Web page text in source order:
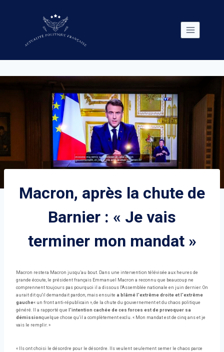
Macron, après la chute de
Barnier : « Je vais
terminer mon mandat »
Macron restera Macron jusqu’au bout. Dans une intervention télévisée aux heures de
grande écoute, le président français Emmanuel Macron a reconnu que beaucoup ne
comprennent toujours pas pourquoi il a dissous l'Assemblée nationale en juin dernier. On
aurait dit qu'il demandait pardon, mais ensuite a blâmé l'extrême droite et l'extrême
gauche« un front anti-républicain », de la chute du gouvernement et du chaos politique
généré. Il a rapporté que l'intention cachée de ces forces est de provoquer sa
démissionquelque chose qu’il a complètement exclu. « Mon mandat est de cinq ans et je
vais le remplir. »
« Ils ont choisi le désordre pour le désordre. Ils veulent seulement semer le chaos parce